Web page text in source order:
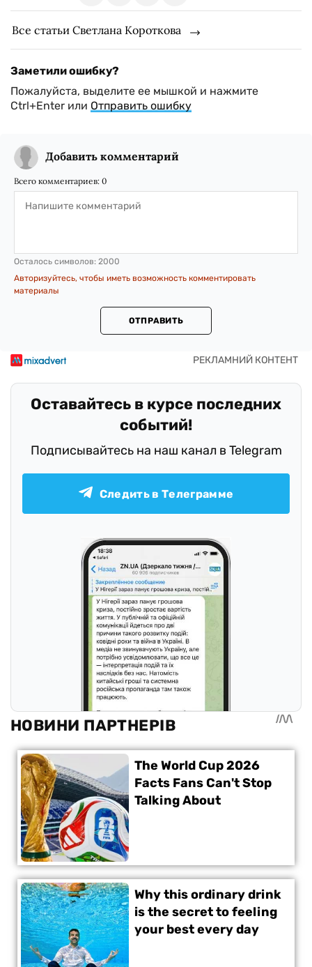
Все статьи Светлана Короткова
Заметили ошибку?
Пожалуйста, выделите ее мышкой и нажмите
Ctrl+Enter или Отправить ошибку
Добавить комментарий
Всего комментариев: 0
Осталось символов: 2000
Авторизуйтесь, чтобы иметь возможность комментировать
материалы
ОТПРАВИТЬ
Оставайтесь в курсе последних
событий!
Подписывайтесь на наш канал в Telegram
Следить в Телеграмме